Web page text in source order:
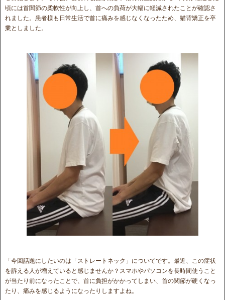
頃には首関節の柔軟性が向上し、首への負荷が大幅に軽減されたことが確認さ
れました。患者様も日常生活で首に痛みを感じなくなったため、猫背矯正を卒
業としました。
「今回話題にしたいのは「ストレートネック」についてです。最近、この症状
を訴える人が増えていると感じませんか？スマホやパソコンを長時間使うこと
が当たり前になったことで、首に負担がかかってしまい、首の関節が硬くなっ
たり、痛みを感じるようになったりしますよね。